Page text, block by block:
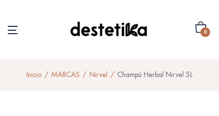
0
Inicio MARCAS Nirvel Champú Herbal Nirvel 5L